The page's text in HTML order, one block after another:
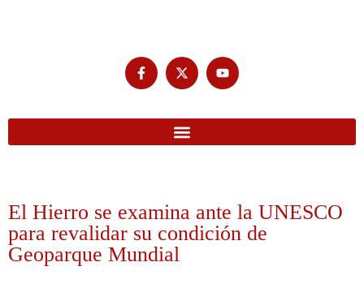
El Hierro se examina ante la UNESCO
para revalidar su condición de
Geoparque Mundial